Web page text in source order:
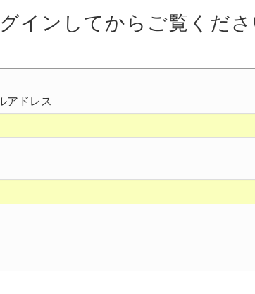
インしてからご覧くださ
アドレス